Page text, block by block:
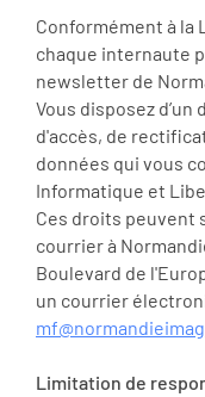
Conformément à la
chaque internaute
newsletter de
Vous disposez
d'accès, de
données qui vous
Informatique et
Ces droits peuvent
courrier à
Boulevard de
un courrier
Limitation de